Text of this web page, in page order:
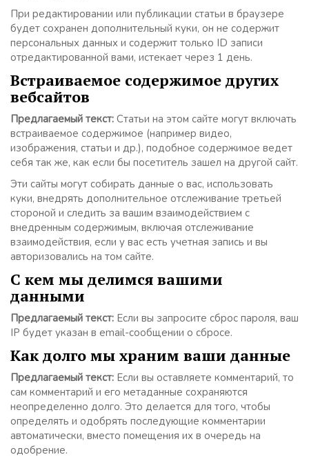
При редактировании или публикации статьи в браузере
будет сохранен дополнительный куки, он не содержит
персональных данных и содержит только ID записи
отредактированной вами, истекает через 1 день.
Встраиваемое содержимое других
вебсайтов
Предлагаемый текст: Статьи на этом сайте могут включать
встраиваемое содержимое (например видео,
изображения, статьи и др.), подобное содержимое ведет
себя так же, как если бы посетитель зашел на другой сайт.
Эти сайты могут собирать данные о вас, использовать
куки, внедрять дополнительное отслеживание третьей
стороной и следить за вашим взаимодействием с
внедренным содержимым, включая отслеживание
взаимодействия, если у вас есть учетная запись и вы
авторизовались на том сайте.
С кем мы делимся вашими
данными
Предлагаемый текст: Если вы запросите сброс пароля, ваш
IP будет указан в email-сообщении о сбросе.
Как долго мы храним ваши данные
Предлагаемый текст: Если вы оставляете комментарий, то
сам комментарий и его метаданные сохраняются
неопределенно долго. Это делается для того, чтобы
определять и одобрять последующие комментарии
автоматически, вместо помещения их в очередь на
одобрение.